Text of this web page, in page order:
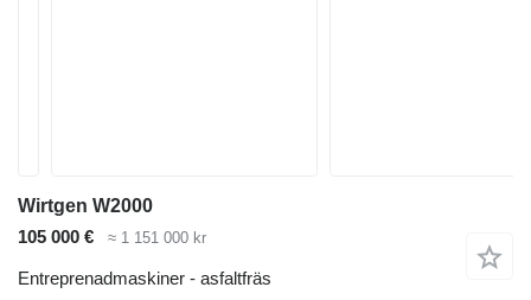
Wirtgen W2000
105 000 €
≈ 1 151 000 kr
Entreprenadmaskiner - asfaltfräs